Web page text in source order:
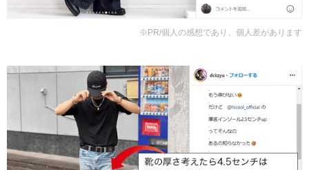
※PR/個人の感想であり、個人差があります